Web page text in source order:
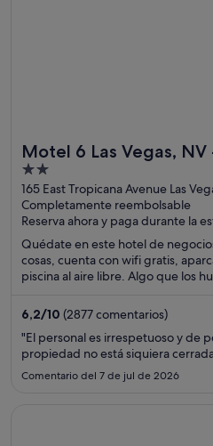
Motel 6 Las Vegas, NV
2
out
of
5
165 East Tropicana Avenue Las
Completamente reembolsable
Reserva ahora y paga durante la
Quédate en este hotel de
cosas, cuenta con wifi gratis,
piscina al aire libre. Algo que los
turísticas populares que se
Grand Las Vegas y Casino Luxor Las
6,2/10 (2877 comentarios)
"El personal es irrespetuoso y de
propiedad no está siquiera
Comentario del 7 de jul de 2026